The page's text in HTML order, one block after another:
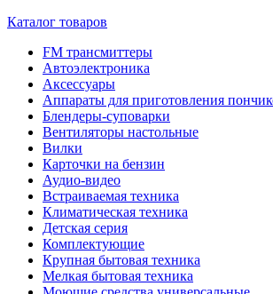
Каталог товаров
FM трансмиттеры
Автоэлектроника
Аксессуары
Аппараты для приготовления
Блендеры-суповарки
Вентиляторы настольные
Вилки
Карточки на бензин
Аудио-видео
Встраиваемая техника
Климатическая техника
Детская серия
Комплектующие
Крупная бытовая техника
Мелкая бытовая техника